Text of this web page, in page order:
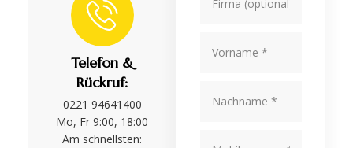
Telefon &
Rückruf:
0221 94641400
Mo, Fr 9:00, 18:00
Am schnellsten: